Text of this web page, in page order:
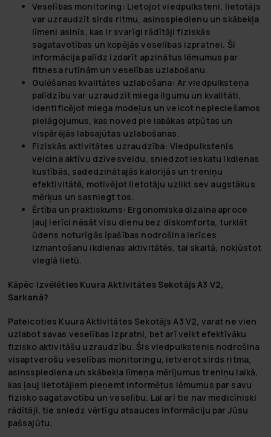
Veselības monitoring: Lietojot viedpulksteni, lietotājs
var uzraudzīt sirds ritmu, asinsspiedienu un skābekļa
līmeni asinīs, kas ir svarīgi rādītāji fiziskās
sagatavotības un kopējās veselības izpratnei. Šī
informācija palīdz izdarīt apzinātus lēmumus par
fitnesa rutīnām un veselības uzlabošanu.
Gulēšanas kvalitātes uzlabošana: Ar viedpulksteņa
palīdzību var uzraudzīt miega ilgumu un kvalitāti,
identificējot miega modeļus un veicot nepieciešamos
pielāgojumus, kas noved pie labākas atpūtas un
vispārējās labsajūtas uzlabošanas.
Fiziskās aktivitātes uzraudzība: Viedpulkstenis
veicina aktīvu dzīvesveidu, sniedzot ieskatu ikdienas
kustībās, sadedzinātajās kalorijās un treniņu
efektivitātē, motivējot lietotāju uzlikt sev augstākus
mērķus un sasniegt tos.
Ērtība un praktiskums: Ergonomiska dizaina aproce
ļauj ierīci nēsāt visu dienu bez diskomforta, turklāt
ūdens noturīgās īpašības nodrošina ierīces
izmantošanu ikdienas aktivitātēs, tai skaitā, nokļūstot
vieglā lietū.
Kāpēc izvēlēties Kuura Aktivitātes Sekotājs A3 V2,
Sarkanā?
Pateicoties Kuura Aktivitātes Sekotājs A3 V2, varat ne vien
uzlabot savas veselības izpratni, bet arī veikt efektīvāku
fizisko aktivitāšu uzraudzību. Šis viedpulkstenis nodrošina
visaptverošu veselības monitoringu, ietverot sirds ritma,
asinsspiediena un skābekļa līmeņa mērījumus treniņu laikā,
kas ļauj lietotājiem pieņemt informētus lēmumus par savu
fizisko sagatavotību un veselību. Lai arī tie nav medicīniski
rādītāji, tie sniedz vērtīgu atsauces informāciju par Jūsu
pašsajūtu.